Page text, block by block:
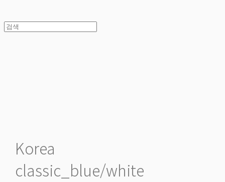
Korea
classic_blue/white